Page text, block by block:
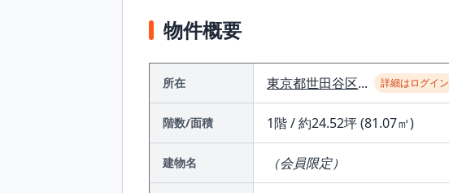
物件概要
所在 東京都世田谷区... 詳細はログイン
階数/面積 1階 / 約24.52坪 (81.07㎡)
建物名 （会員限定）